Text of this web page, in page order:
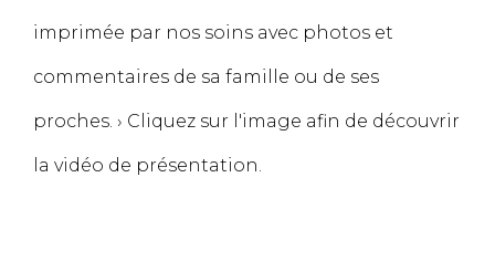
imprimée par nos soins avec photos et
commentaires de sa famille ou de ses
proches. › Cliquez sur l'image afin de découvrir
la vidéo de présentation.